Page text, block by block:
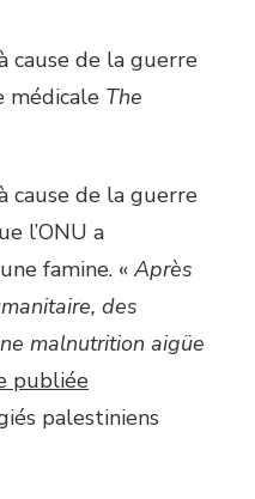
cause de la guerre
médicale The
cause de la guerre
l’ONU a
famine. « Après
des
malnutrition aigüe
publiée
palestiniens